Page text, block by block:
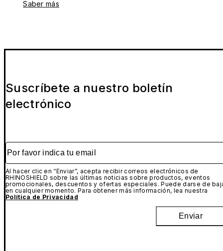
Saber más
Suscríbete a nuestro boletín
electrónico
Por favor indica tu email
Al hacer clic en “Enviar”, acepta recibir correos electrónicos de
RHINOSHIELD sobre las últimas noticias sobre productos, eventos
promocionales, descuentos y ofertas especiales. Puede darse de
en cualquier momento. Para obtener más información, lea nuestra
Política de Privacidad
Enviar